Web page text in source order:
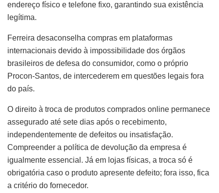
endereço físico e telefone fixo, garantindo sua existência
legítima.
Ferreira desaconselha compras em plataformas
internacionais devido à impossibilidade dos órgãos
brasileiros de defesa do consumidor, como o próprio
Procon-Santos, de intercederem em questões legais fora
do país.
O direito à troca de produtos comprados online permanece
assegurado até sete dias após o recebimento,
independentemente de defeitos ou insatisfação.
Compreender a política de devolução da empresa é
igualmente essencial. Já em lojas físicas, a troca só é
obrigatória caso o produto apresente defeito; fora isso, fica
a critério do fornecedor.